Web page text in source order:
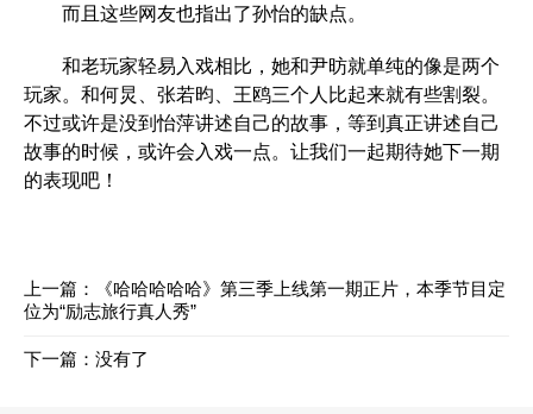
而且这些网友也指出了孙怡的缺点。
和老玩家轻易入戏相比，她和尹昉就单纯的像是两个
玩家。和何炅、张若昀、王鸥三个人比起来就有些割裂。
不过或许是没到怡萍讲述自己的故事，等到真正讲述自己
故事的时候，或许会入戏一点。让我们一起期待她下一期
的表现吧！
上一篇：
《哈哈哈哈哈》第三季上线第一期正片，本季节目定
位为“励志旅行真人秀”
下一篇：没有了